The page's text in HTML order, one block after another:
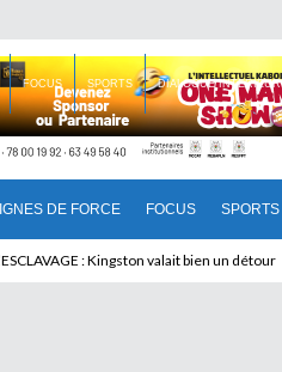
DE FORCE FOCUS SPORTS
FOCUS SPORTS DIALOGUE INTERIEUR
quitte le pouvoir sans partir !